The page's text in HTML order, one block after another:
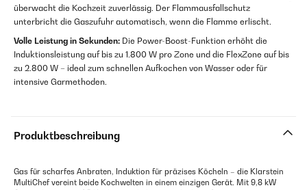
überwacht die Kochzeit zuverlässig. Der Flammausfallschutz
unterbricht die Gaszufuhr automatisch, wenn die Flamme erlischt.
Volle Leistung in Sekunden: Die Power-Boost-Funktion erhöht die
Induktionsleistung auf bis zu 1.800 W pro Zone und die FlexZone auf bis
zu 2.800 W – ideal zum schnellen Aufkochen von Wasser oder für
intensive Garmethoden.
Produktbeschreibung
Gas für scharfes Anbraten, Induktion für präzises Köcheln – die Klarstein
MultiChef vereint beide Kochwelten in einem einzigen Gerät. Mit 9,8 kW